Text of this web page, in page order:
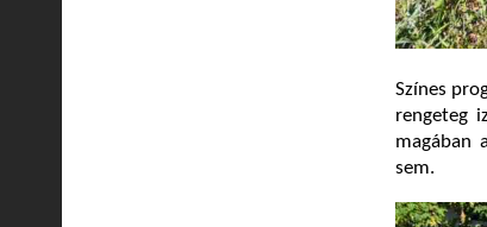
Színes
rengeteg
magában
sem.